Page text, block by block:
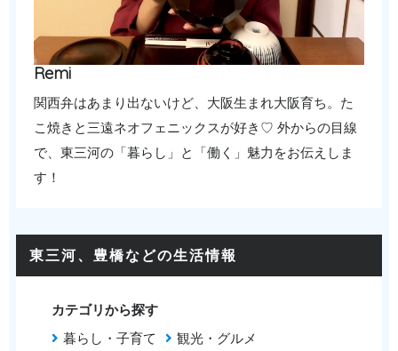
Remi
関西弁はあまり出ないけど、大阪生まれ大阪育ち。た
こ焼きと三遠ネオフェニックスが好き♡ 外からの目線
で、東三河の「暮らし」と「働く」魅力をお伝えしま
す！
東三河、豊橋などの生活情報
カテゴリから探す
暮らし・子育て
観光・グルメ